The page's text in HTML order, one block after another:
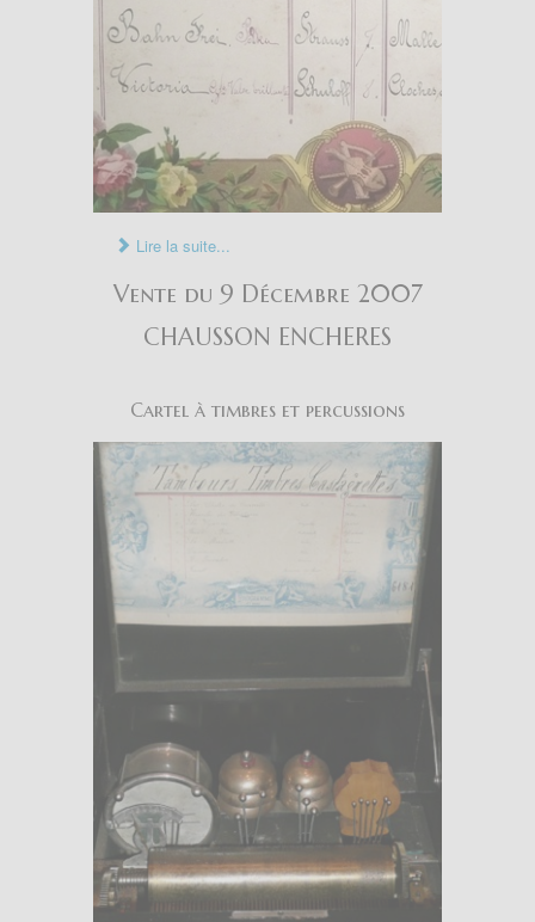
Lire la suite...
Vente du 9 Décembre 2007
CHAUSSON ENCHERES
Cartel à timbres et percussions